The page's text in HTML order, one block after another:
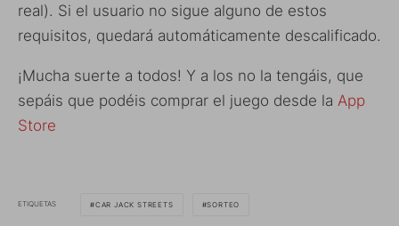
real). Si el usuario no sigue alguno de estos
requisitos, quedará automáticamente descalificado.
¡Mucha suerte a todos! Y a los no la tengáis, que
sepáis que podéis comprar el juego desde la App
Store
ETIQUETAS CAR JACK STREETS SORTEO